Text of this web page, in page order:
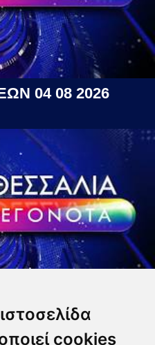
cookies
04 08 2026
05 08 2026